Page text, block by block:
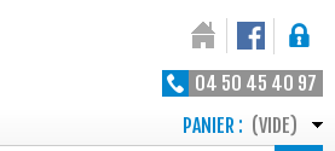
04 50 45 40 97
PANIER : (VIDE)